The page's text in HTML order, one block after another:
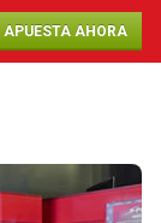
APUESTA AHORA